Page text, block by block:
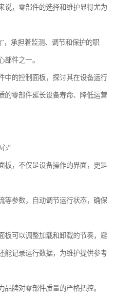
说，零部件的选择和维护显得尤为
，承担着监测、调节和保护的职
部件之一。
中的控制面板，探讨其在设备运行
的零部件延长设备寿命、降低运营
”
板，不仅是设备操作的界面，更是
等参数，自动调节运行状态，确保
板可以调整加载和卸载的节奏，避
能记录运行数据，为维护提供参考
牌对零部件质量的严格把控。